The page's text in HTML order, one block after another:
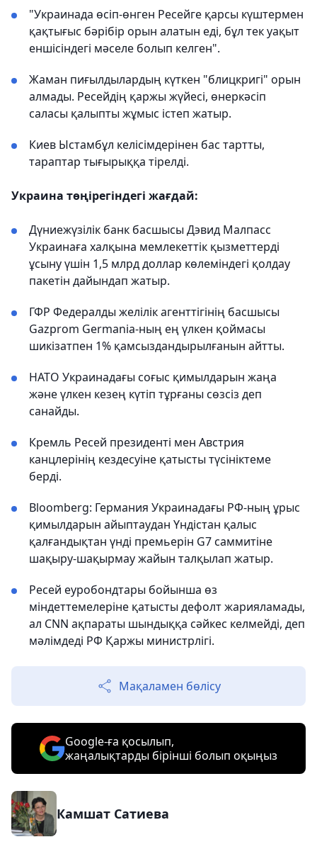
"Украинада өсіп-өнген Ресейге қарсы күштермен
қақтығыс бәрібір орын алатын еді, бұл тек уақыт
еншісіндегі мәселе болып келген".
Жаман пиғылдылардың күткен "блицкригі" орын
алмады. Ресейдің қаржы жүйесі, өнеркәсіп
саласы қалыпты жұмыс істеп жатыр.
Киев Ыстамбұл келісімдерінен бас тартты,
тараптар тығырыққа тірелді.
Украина төңірегіндегі жағдай:
Дүниежүзілік банк басшысы Дэвид Малпасс
Украинаға халқына мемлекеттік қызметтерді
ұсыну үшін 1,5 млрд доллар көлеміндегі қолдау
пакетін дайындап жатыр.
ГФР Федералды желілік агенттігінің басшысы
Gazprom Germania-ның ең үлкен қоймасы
шикізатпен 1% қамсыздандырылғанын айтты.
НАТО Украинадағы соғыс қимылдарын жаңа
және үлкен кезең күтіп тұрғаны сөзсіз деп
санайды.
Кремль Ресей президенті мен Австрия
канцлерінің кездесуіне қатысты түсініктеме
берді.
Bloomberg: Германия Украинадағы РФ-ның ұрыс
қимылдарын айыптаудан Үндістан қалыс
қалғандықтан үнді премьерін G7 саммитіне
шақыру-шақырмау жайын талқылап жатыр.
Ресей еуробондтары бойынша өз
міндеттемелеріне қатысты дефолт жарияламады,
ал CNN ақпараты шындыққа сәйкес келмейді, деп
мәлімдеді РФ Қаржы министрлігі.
Мақаламен бөлісу
Google-ға қосылып,
жаңалықтарды бірінші болып оқыңыз
Камшат Сатиева